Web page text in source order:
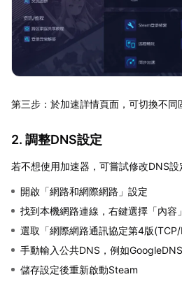
第三步：於加速詳情頁面，可切換不同
2. 調整DNS設定
若不想使用加速器，可嘗試修改DNS設
開啟「網路和網際網路」設定
找到本機網路連線，右鍵選擇「內容」
選取「網際網路通訊協定第4版(TCP/
手動輸入公共DNS，例如
儲存設定後重新啟動Steam